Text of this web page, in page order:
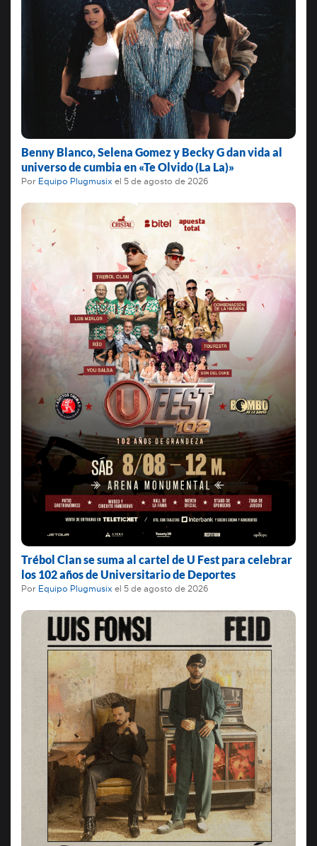
Benny Blanco, Selena Gomez y Becky G dan vida al
universo de cumbia en «Te Olvido (La La)»
Por Equipo Plugmusix el 5 de agosto de 2026
Trébol Clan se suma al cartel de U Fest para celebrar
los 102 años de Universitario de Deportes
Por Equipo Plugmusix el 5 de agosto de 2026